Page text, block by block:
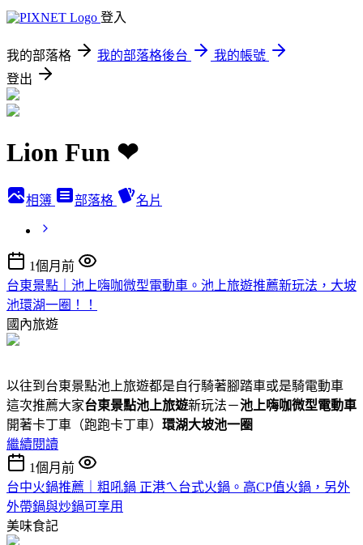
登入
我的部落格 我的部落格後台
我的帳號
登出
Lion Fun ❤
相簿 部落格 名片
1個月前
台東景點｜池上嗨咖微型電動車。池上旅遊推薦新玩法，大坡
池環湖一圈！！
國內旅遊
以往到台東景點池上旅遊都是自行騎著腳踏車或是騎電動車
這次推薦大家台東景點池上旅遊新玩法－池上嗨咖微型電動車
開著卡丁車（跑跑卡丁車） 環湖大坡池一圈
繼續閱讀
1個月前
台中火鍋推薦｜粗吼鍋 正港ㄟ台式火鍋。高CP值火鍋，另外
外帶鍋與炒鍋可享用
美味食記